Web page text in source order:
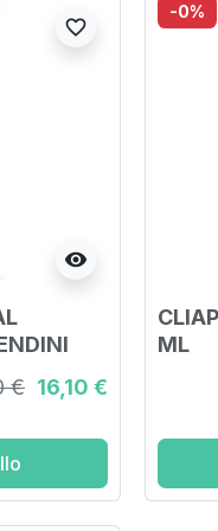
visibility
favorite_border
€ 16,10 €
-0%
ML